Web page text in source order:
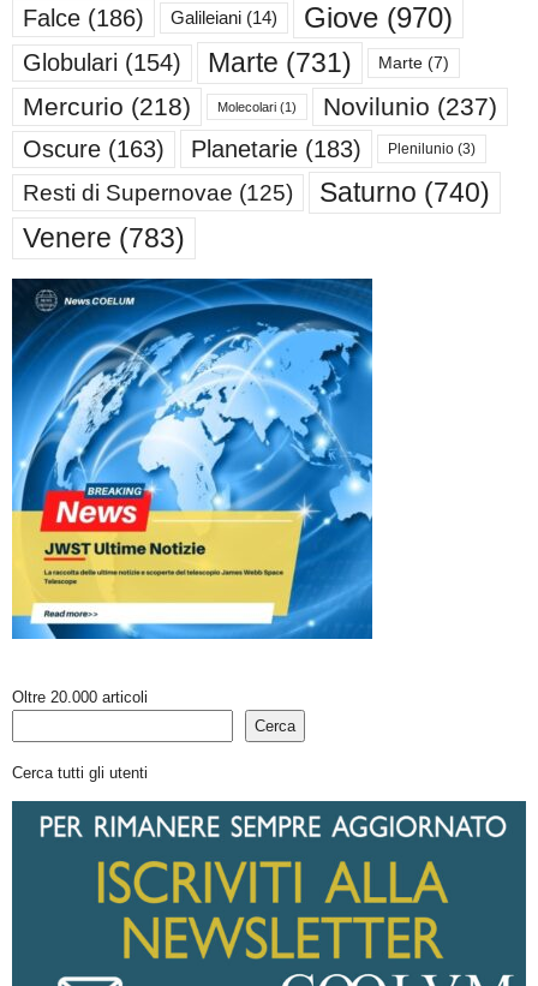
Falce (186) Galileiani (14) Giove (970)
Globulari (154) Marte (731) Marte (7)
Mercurio (218) Molecolari (1) Novilunio (237)
Oscure (163) Planetarie (183) Plenilunio (3)
Resti di Supernovae (125) Saturno (740)
Venere (783)
Oltre 20.000 articoli
Cerca
Cerca tutti gli utenti